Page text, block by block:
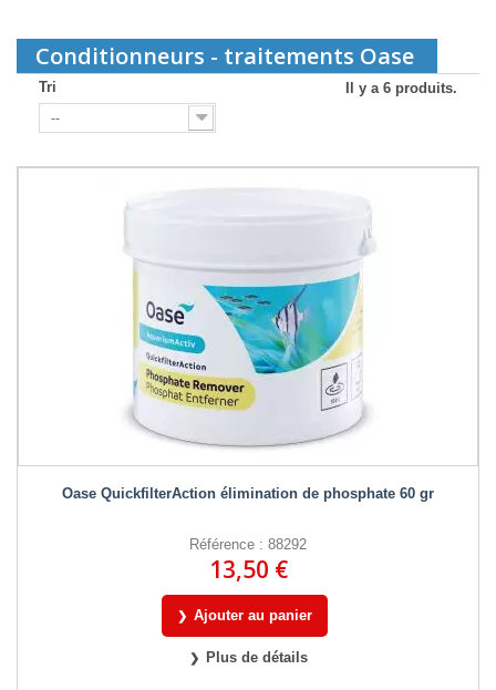
Conditionneurs - traitements Oase
Tri
--
Il y a 6 produits.
Oase QuickfilterAction élimination de phosphate 60 gr
Référence : 88292
13,50 €
Ajouter au panier
Plus de détails